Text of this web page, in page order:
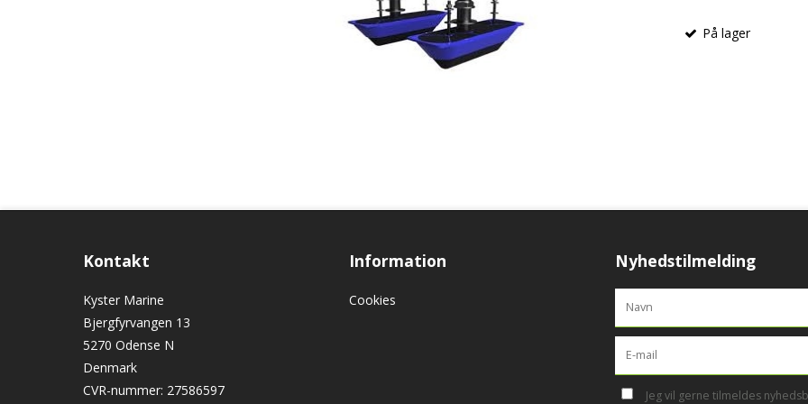
På lager
Kontakt
Kyster Marine
Bjergfyrvangen 13
5270 Odense N
Denmark
CVR-nummer: 27586597
Information
Cookies
Nyhedstilmelding
Jeg vil gerne tilmeldes